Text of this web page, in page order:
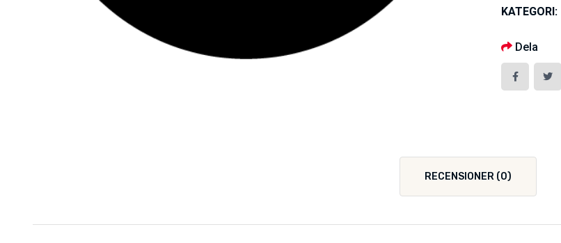
KATEGORI:
Dela
RECENSIONER (0)